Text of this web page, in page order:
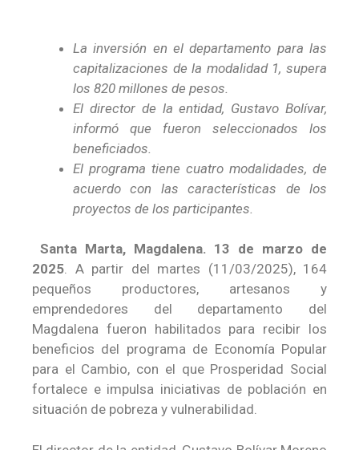
La inversión en el departamento para las
capitalizaciones de la modalidad 1, supera
los 820 millones de pesos.
El director de la entidad, Gustavo Bolívar,
informó que fueron seleccionados los
beneficiados.
El programa tiene cuatro modalidades, de
acuerdo con las características de los
proyectos de los participantes.
Santa Marta, Magdalena. 13 de marzo de
2025. A partir del martes (11/03/2025), 164
pequeños productores, artesanos y
emprendedores del departamento del
Magdalena fueron habilitados para recibir los
beneficios del programa de Economía Popular
para el Cambio, con el que Prosperidad Social
fortalece e impulsa iniciativas de población en
situación de pobreza y vulnerabilidad.